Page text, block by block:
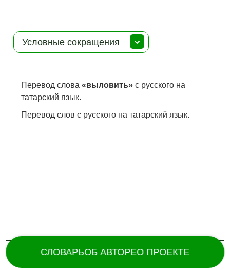
СЛОВАРЬОБ АВТОРЕО ПРОЕКТЕ
Условные сокращения
Перевод слова«выловить» с русского на
татарский язык.
Перевод слов с русского на татарский язык.